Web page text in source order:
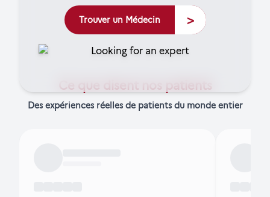
Trouver un Médecin >
Ce que disent nos patients
Des expériences réelles de patients du monde entier